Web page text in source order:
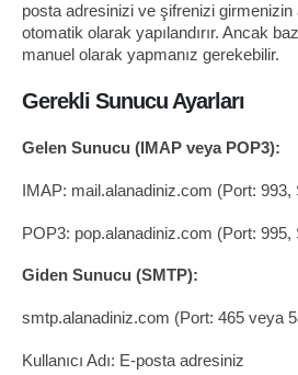
posta adresinizi ve şifrenizi girmenizin
otomatik olarak yapılandırır. Ancak
manuel olarak yapmanız gerekebilir.
Gerekli Sunucu Ayarları
Gelen Sunucu (IMAP veya POP3):
IMAP: mail.alanadiniz.com (Port: 993,
POP3: pop.alanadiniz.com (Port: 995,
Giden Sunucu (SMTP):
smtp.alanadiniz.com (Port: 465 veya
Kullanıcı Adı: E-posta adresiniz